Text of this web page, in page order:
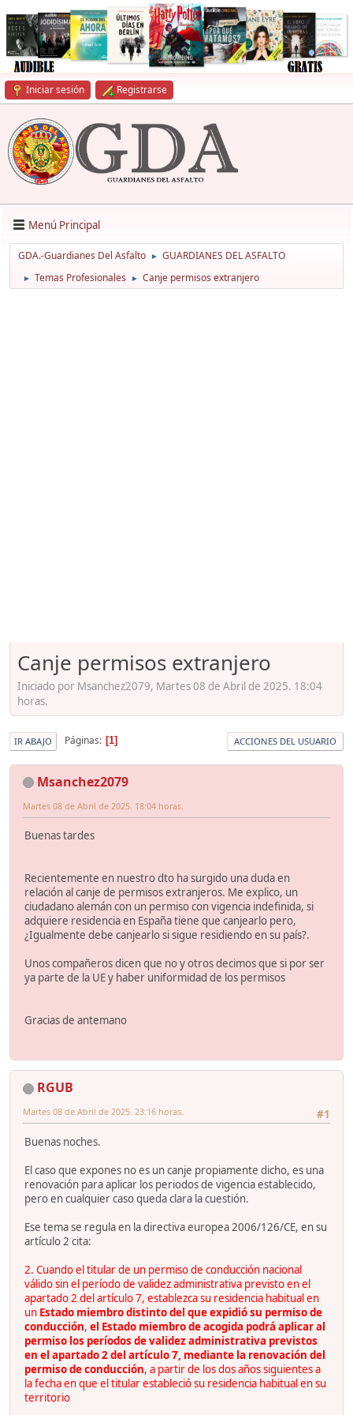
Iniciar sesión Registrarse
Menú Principal
GDA.-Guardianes Del Asfalto ► GUARDIANES DEL ASFALTO
► Temas Profesionales ► Canje permisos extranjero
Canje permisos extranjero
Iniciado por Msanchez2079, Martes 08 de Abril de 2025. 18:04
horas.
IR ABAJO Páginas 1 ACCIONES DEL USUARIO
Msanchez2079
Martes 08 de Abril de 2025. 18:04 horas.
Buenas tardes
Recientemente en nuestro dto ha surgido una duda en
relación al canje de permisos extranjeros. Me explico, un
ciudadano alemán con un permiso con vigencia indefinida, si
adquiere residencia en España tiene que canjearlo pero,
¿Igualmente debe canjearlo si sigue residiendo en su país?.
Unos compañeros dicen que no y otros decimos que si por ser
ya parte de la UE y haber uniformidad de los permisos
Gracias de antemano
RGUB
#1
Martes 08 de Abril de 2025. 23:16 horas.
Buenas noches.
El caso que expones no es un canje propiamente dicho, es una
renovación para aplicar los periodos de vigencia establecido,
pero en cualquier caso queda clara la cuestión.
Ese tema se regula en la directiva europea 2006/126/CE, en su
artículo 2 cita:
2. Cuando el titular de un permiso de conducción nacional
válido sin el período de validez administrativa previsto en el
apartado 2 del artículo 7, establezca su residencia habitual en
un Estado miembro distinto del que expidió su permiso de
conducción, el Estado miembro de acogida podrá aplicar al
permiso los períodos de validez administrativa previstos
en el apartado 2 del artículo 7, mediante la renovación del
permiso de conducción, a partir de los dos años siguientes a
la fecha en que el titular estableció su residencia habitual en su
territorio